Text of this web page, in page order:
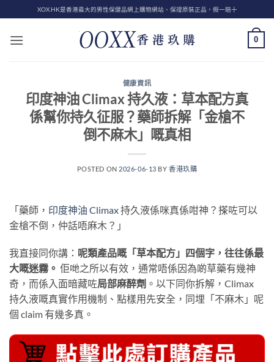
to
content
XOX.HK是香港最大的男性保健品網上購物網站、保證原裝正品，假一賠十
0
健康資訊
印度神油 Climax 持久液：草本配方真
係幫你持久征服？藥師拆解「金槍不
倒不麻木」嘅真相
POSTED ON 2026-06-13 BY香港玖購
「藥師， 印度神油 Climax持久液係咪真係咁神？搽咗可以
金槍不倒，仲話唔麻木？」
我直接同你講： 呢類產品嘅「草本配方」四個字，往往係最
大嘅迷霧。 ​ 佢哋之所以有效，通常唔係因為啲草藥有幾神
奇，而係入面暗藏咗局部麻醉劑 。以下同你拆解，Climax
持久液嘅真實作用機制、點樣用先安全，同埋「不麻木」呢
個 claim 有幾多真。